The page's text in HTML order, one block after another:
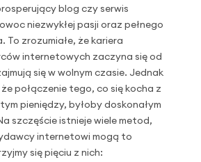
blog czy serwis
niezwykłej pasji oraz pełnego
To zrozumiałe, że kariera
internetowych zaczyna się od
się w wolnym czasie. Jednak
połączenie tego, co się kocha z
pieniędzy, byłoby doskonałym
szczęście istnieje wiele metod,
internetowi mogą to
się pięciu z nich: